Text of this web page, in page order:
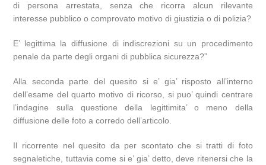
di persona arrestata, senza che ricorra alcun rilevante
interesse pubblico o comprovato motivo di giustizia o di polizia?
E’ legittima la diffusione di indiscrezioni su un procedimento
penale da parte degli organi di pubblica sicurezza?”
Alla seconda parte del quesito si e’ gia’ risposto all’interno
dell’esame del quarto motivo di ricorso, si puo’ quindi centrare
l’indagine sulla questione della legittimita’ o meno della
diffusione delle foto a corredo dell’articolo.
Il ricorrente nel quesito da per scontato che si tratti di foto
segnaletiche, tuttavia come si e’ gia’ detto, deve ritenersi che la